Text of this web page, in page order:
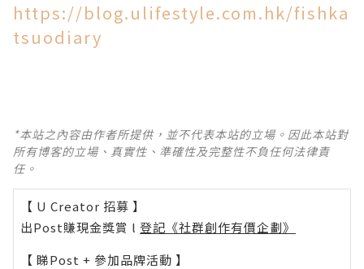
https://blog.ulifestyle.com.hk/fishka
tsuodiary
*本站之內容由作者所提供，並不代表本站的立場。因此本站對
所有博客的立場、真實性、準確性及完整性不負任何法律責
任。
【 U Creator 招募 】
出Post賺現金獎賞 l 登記《社群創作有價企劃》
【 睇Post + 參加品牌活動 】